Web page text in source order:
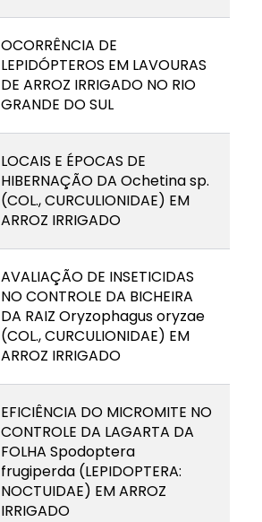
OCORRÊNCIA DE
LEPIDÓPTEROS EM LAVOURAS
DE ARROZ IRRIGADO NO RIO
GRANDE DO SUL
LOCAIS E ÉPOCAS DE
HIBERNAÇÃO DA Ochetina sp.
(COL., CURCULIONIDAE) EM
ARROZ IRRIGADO
AVALIAÇÃO DE INSETICIDAS
NO CONTROLE DA BICHEIRA
DA RAIZ Oryzophagus oryzae
(COL., CURCULIONIDAE) EM
ARROZ IRRIGADO
EFICIÊNCIA DO MICROMITE NO
CONTROLE DA LAGARTA DA
FOLHA Spodoptera
frugiperda (LEPIDOPTERA:
NOCTUIDAE) EM ARROZ
IRRIGADO